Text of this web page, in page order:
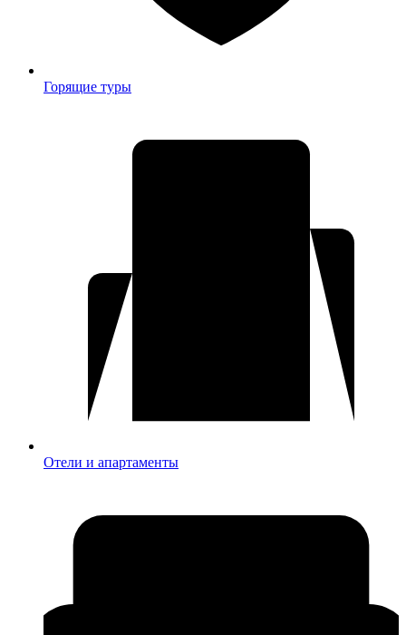
Горящие туры
Отели и апартаменты